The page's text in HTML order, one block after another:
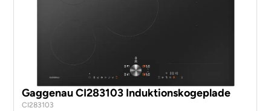
Gaggenau CI283103 Induktionskogeplade
CI283103